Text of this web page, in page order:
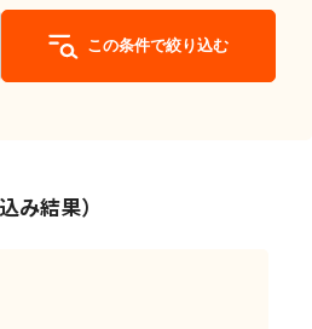
この条件で絞り込む
み結果）